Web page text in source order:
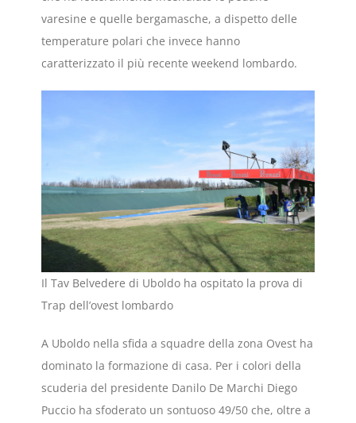
varesine e quelle bergamasche, a dispetto delle
temperature polari che invece hanno
caratterizzato il più recente weekend lombardo.
Il Tav Belvedere di Uboldo ha ospitato la prova di
Trap dell’ovest lombardo
A Uboldo nella sfida a squadre della zona Ovest ha
dominato la formazione di casa. Per i colori della
scuderia del presidente Danilo De Marchi Diego
Puccio ha sfoderato un sontuoso 49/50 che, oltre a